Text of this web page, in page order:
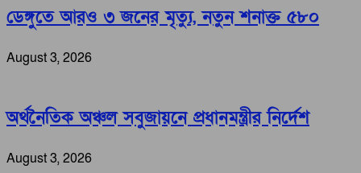
ডেঙ্গুতে আরও ৩ জনের মৃত্যু, নতুন শনাক্ত ৫৮০
August 3, 2026
অর্থনৈতিক অঞ্চল সবুজায়নে প্রধানমন্ত্রীর নির্দেশ
August 3, 2026